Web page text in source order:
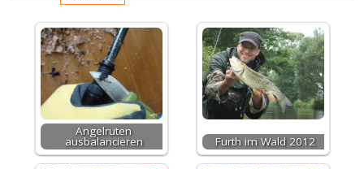
Angelruten
ausbalancieren Furth im Wald 2012